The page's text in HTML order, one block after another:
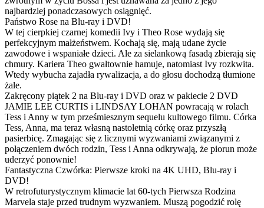
najbardziej ponadczasowych osiągnięć.
Państwo Rose na Blu-ray i DVD!
W tej cierpkiej czarnej komedii Ivy i Theo Rose wydają się
perfekcyjnym małżeństwem. Kochają się, mają udane życie
zawodowe i wspaniałe dzieci. Ale za sielankową fasadą zbierają się
chmury. Kariera Theo gwałtownie hamuje, natomiast Ivy rozkwita.
Wtedy wybucha zajadła rywalizacja, a do głosu dochodzą tłumione
żale.
Zakręcony piątek 2 na Blu-ray i DVD oraz w pakiecie 2 DVD
JAMIE LEE CURTIS i LINDSAY LOHAN powracają w rolach
Tess i Anny w tym prześmiesznym sequelu kultowego filmu. Córka
Tess, Anna, ma teraz własną nastoletnią córkę oraz przyszłą
pasierbicę. Zmagając się z licznymi wyzwaniami związanymi z
połączeniem dwóch rodzin, Tess i Anna odkrywają, że piorun może
uderzyć ponownie!
Fantastyczna Czwórka: Pierwsze kroki na 4K UHD, Blu-ray i
DVD!
W retrofuturystycznym klimacie lat 60-tych Pierwsza Rodzina
Marvela staje przed trudnym wyzwaniem. Muszą pogodzić rolę